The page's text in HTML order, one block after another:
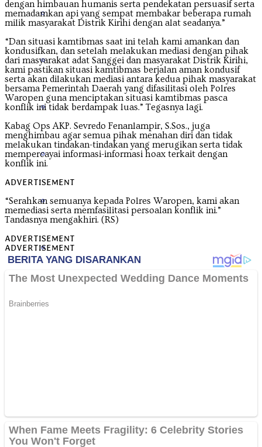
Nusa Tenggara Barat
Nusa Tenggara Timur
Papua
Papua Barat
Papua Pegunungan
Papua Selatan
Sulawesi Selatan
dengan himbauan humanis serta pendekatan persuasif serta
memadamkan api yang sempat membakar beberapa rumah
milik masyarakat Distrik Kirihi dengan alat seadanya.”
“Dan situasi kamtibmas saat ini telah kami amankan dan
kondusifkan, dan setelah melakukan mediasi dengan pihak
dari masyarakat adat Sanggei dan masyarakat Distrik Kirihi,
kami pastikan situasi kamtibmas berjalan aman kondusif
serta akan dilakukan mediasi antara kedua pihak masyarakat
bersama Pemerintah Daerah yang difasilitasi oleh Polres
Waropen guna menciptakan situasi kamtibmas pasca
konflik ini tidak berdampak luas.” Tegasnya lagi.
Kabag Ops AKP. Sevredo Fenanlampir, S.Sos., juga
menghimbau agar semua pihak menahan diri dan tidak
melakukan tindakan-tindakan yang merugikan serta tidak
mempercayai informasi-informasi hoax terkait dengan
konflik ini.
ADVERTISEMENT
“Serahkan semuanya kepada Polres Waropen, kami akan
memediasi serta memfasilitasi persoalan konflik ini.”
Tandasnya mengakhiri. (RS)
ADVERTISEMENT
ADVERTISEMENT